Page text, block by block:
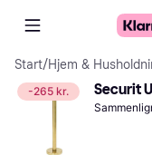
Start/Hjem &
-265 kr. Securit